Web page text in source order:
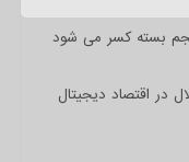
حجم بسته کسر می شود
در اقتصاد دیجیتال